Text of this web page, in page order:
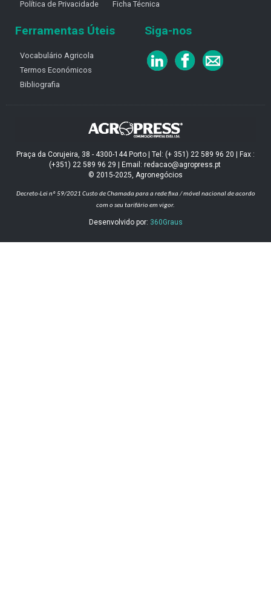
Política de Privacidade
Ficha Técnica
Ferramentas Úteis
Vocabulário Agricola
Termos Económicos
Bibliografia
Siga-nos
Praça da Corujeira, 38 - 4300-144 Porto | Tel: (+ 351) 22 589 96 20 | Fax :
(+351) 22 589 96 29 | Email: redacao@agropress.pt
© 2015-2025, Agronegócios
Decreto-Lei nº 59/2021 Custo de Chamada para a rede fixa / móvel nacional de acordo
com o seu tarifário em vigor.
Desenvolvido por: 360Graus